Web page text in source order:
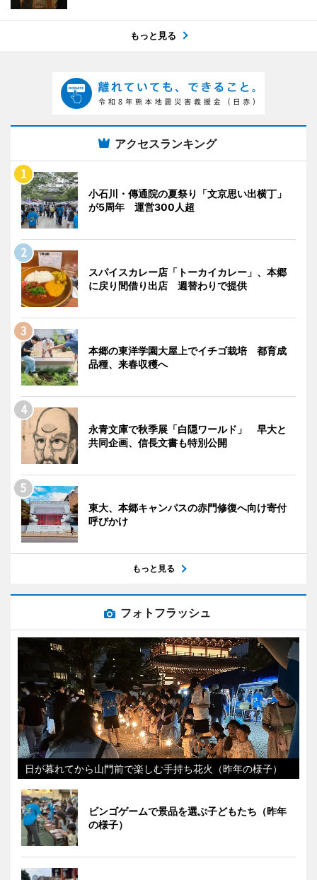
もっと見る
アクセスランキング
小石川・傳通院の夏祭り「文京思い出横丁」
が5周年 運営300人超
スパイスカレー店「トーカイカレー」、本郷
に戻り間借り出店 週替わりで提供
本郷の東洋学園大屋上でイチゴ栽培 都育成
品種、来春収穫へ
永青文庫で秋季展「白隠ワールド」 早大と
共同企画、信長文書も特別公開
東大、本郷キャンパスの赤門修復へ向け寄付
呼びかけ
もっと見る
フォトフラッシュ
日が暮れてから山門前で楽しむ手持ち花火（昨年の様子）
ビンゴゲームで景品を選ぶ子どもたち（昨年
の様子）